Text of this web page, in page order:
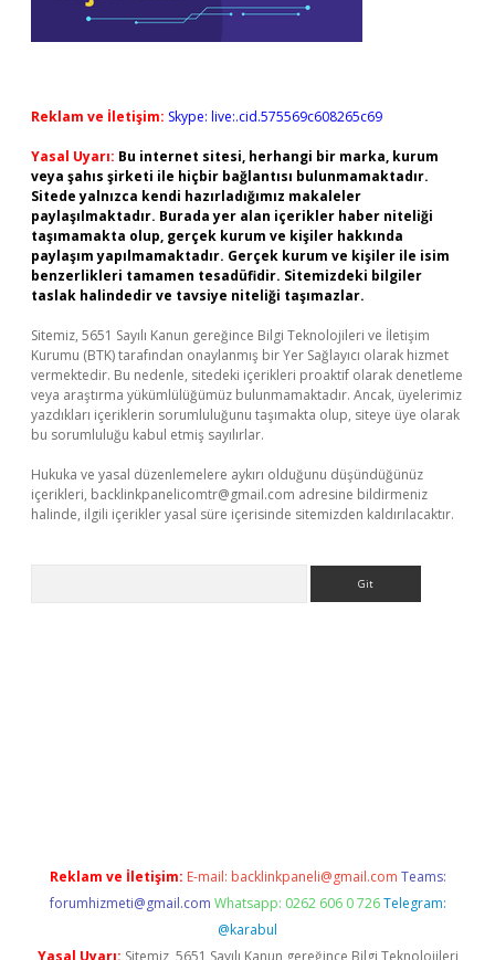
Reklam ve İletişim: Skype: live:.cid.575569c608265c69
Yasal Uyarı: Bu internet sitesi, herhangi bir marka, kurum
veya şahıs şirketi ile hiçbir bağlantısı bulunmamaktadır.
Sitede yalnızca kendi hazırladığımız makaleler
paylaşılmaktadır. Burada yer alan içerikler haber niteliği
taşımamakta olup, gerçek kurum ve kişiler hakkında
paylaşım yapılmamaktadır. Gerçek kurum ve kişiler ile isim
benzerlikleri tamamen tesadüfidir. Sitemizdeki bilgiler
taslak halindedir ve tavsiye niteliği taşımazlar.
Sitemiz, 5651 Sayılı Kanun gereğince Bilgi Teknolojileri ve İletişim
Kurumu (BTK) tarafından onaylanmış bir Yer Sağlayıcı olarak hizmet
vermektedir. Bu nedenle, sitedeki içerikleri proaktif olarak denetleme
veya araştırma yükümlülüğümüz bulunmamaktadır. Ancak, üyelerimiz
yazdıkları içeriklerin sorumluluğunu taşımakta olup, siteye üye olarak
bu sorumluluğu kabul etmiş sayılırlar.
Hukuka ve yasal düzenlemelere aykırı olduğunu düşündüğünüz
içerikleri, backlinkpanelicomtr@gmail.com adresine bildirmeniz
halinde, ilgili içerikler yasal süre içerisinde sitemizden kaldırılacaktır.
Reklam ve İletişim: E-mail: backlinkpaneli@gmail.com Teams:
forumhizmeti@gmail.com Whatsapp: 0262 606 0 726 Telegram:
@karabul
Yasal Uyarı: Sitemiz, 5651 Sayılı Kanun gereğince Bilgi Teknolojileri